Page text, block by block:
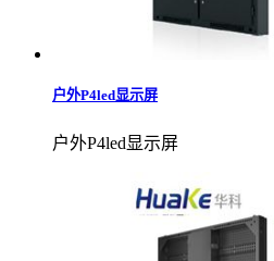
户外P4led显示屏
户外P4led显示屏